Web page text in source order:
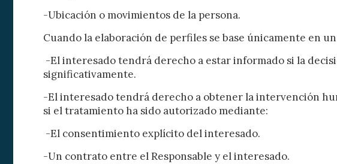
-Ubicación o movimientos de la persona.
Cuando la elaboración de perfiles se base únicamente en
-El interesado tendrá derecho a estar informado si la
significativamente.
-El interesado tendrá derecho a obtener la intervención
si el tratamiento ha sido autorizado mediante:
-El consentimiento explícito del interesado.
-Un contrato entre el Responsable y el interesado.